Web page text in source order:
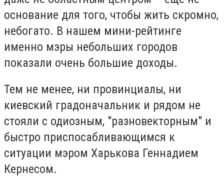
основание для того, чтобы жить скромно,
небогато. В нашем мини-рейтинге
именно мэры небольших городов
показали очень большие доходы.
Тем не менее, ни провинциалы, ни
киевский градоначальник и рядом не
стояли с одиозным, "разновекторным" и
быстро приспосабливающимся к
ситуации мэром Харькова Геннадием
Кернесом.